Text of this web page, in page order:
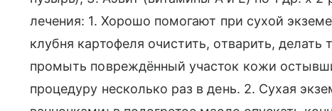
лечения: 1. Хорошо помогают при сухой
клубня картофеля очистить, отварить,
промыть повреждённый участок кожи
процедуру несколько раз в день. 2. Сухая